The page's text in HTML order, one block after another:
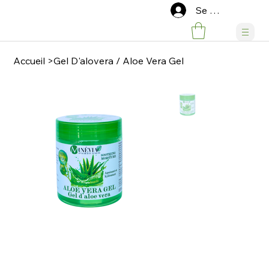
Se connecter
Accueil >Gel D'alovera / Aloe Vera Gel